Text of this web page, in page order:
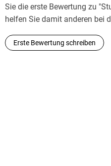
Sie die erste Bewertung zu
helfen Sie damit anderen bei
Erste Bewertung schreiben